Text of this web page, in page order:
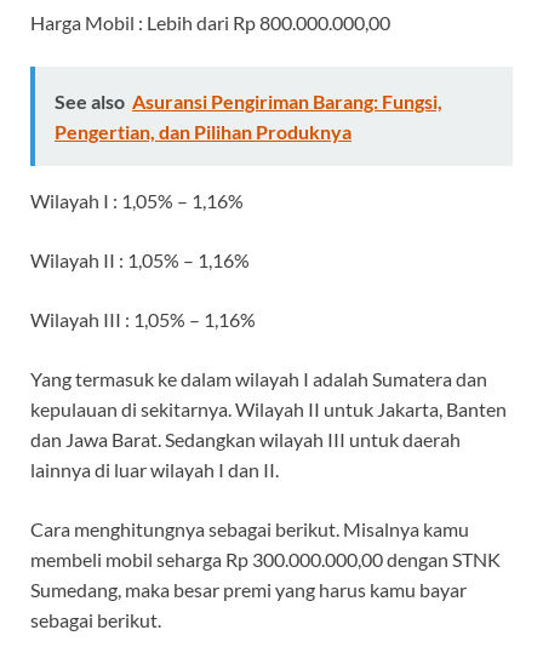
Harga Mobil : Lebih dari Rp 800.000.000,00
See also Asuransi Pengiriman Barang: Fungsi,
Pengertian, dan Pilihan Produknya
Wilayah I : 1,05% – 1,16%
Wilayah II : 1,05% – 1,16%
Wilayah III : 1,05% – 1,16%
Yang termasuk ke dalam wilayah I adalah Sumatera dan
kepulauan di sekitarnya. Wilayah II untuk Jakarta, Banten
dan Jawa Barat. Sedangkan wilayah III untuk daerah
lainnya di luar wilayah I dan II.
Cara menghitungnya sebagai berikut. Misalnya kamu
membeli mobil seharga Rp 300.000.000,00 dengan STNK
Sumedang, maka besar premi yang harus kamu bayar
sebagai berikut.